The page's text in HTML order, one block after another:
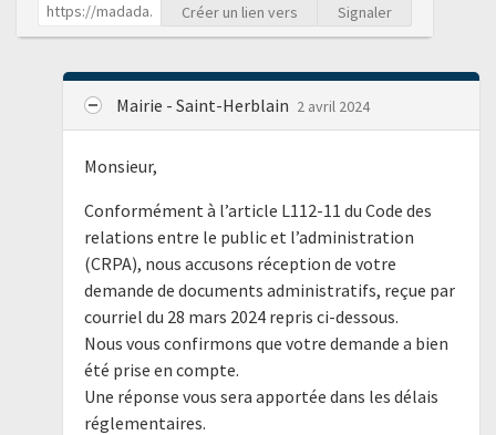
Créer un lien vers Signaler
Mairie - Saint-Herblain 2 avril 2024
Monsieur,
Conformément à l’article L112-11 du Code des
relations entre le public et l’administration
(CRPA), nous accusons réception de votre
demande de documents administratifs, reçue par
courriel du 28 mars 2024 repris ci-dessous.
Nous vous confirmons que votre demande a bien
été prise en compte.
Une réponse vous sera apportée dans les délais
réglementaires.